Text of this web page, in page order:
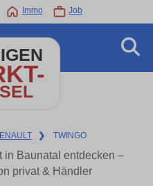
Immo Job
❯ TWINGO
in Baunatal entdecken –
privat & Händler